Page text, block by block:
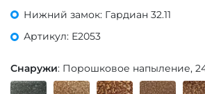
Нижний замок: Гардиан 32.11
Артикул: Е2053
Снаружи: Порошковое напыление,